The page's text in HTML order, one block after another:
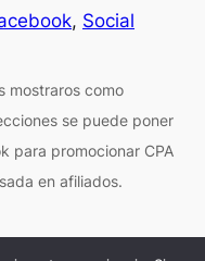
, Social
mostraros como
se puede poner
para promocionar CPA
en afiliados.